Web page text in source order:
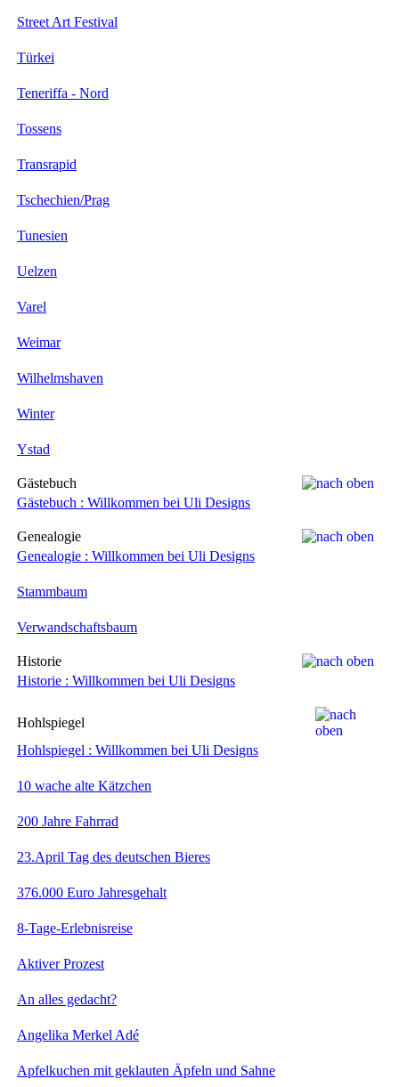
Street Art Festival
Türkei
Teneriffa - Nord
Tossens
Transrapid
Tschechien/Prag
Tunesien
Uelzen
Varel
Weimar
Wilhelmshaven
Winter
Ystad
Gästebuch
Gästebuch : Willkommen bei Uli Designs
Genealogie
Genealogie : Willkommen bei Uli Designs
Stammbaum
Verwandschaftsbaum
Historie
Historie : Willkommen bei Uli Designs
Hohlspiegel
Hohlspiegel : Willkommen bei Uli Designs
10 wache alte Kätzchen
200 Jahre Fahrrad
23.April Tag des deutschen Bieres
376.000 Euro Jahresgehalt
8-Tage-Erlebnisreise
Aktiver Prozest
An alles gedacht?
Angelika Merkel Adé
Apfelkuchen mit geklauten Äpfeln und Sahne